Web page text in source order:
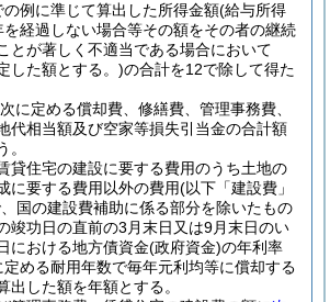
例に準じて算出した所得金額(給与所得
経過しない場合等その額をその者の継続
とが著しく不適当である場合において
した額とする。)の合計を12で除して得た
に定める償却費、修繕費、管理事務費、
代相当額及び空家等損失引当金の合計額
。
住宅の建設に要する費用のうち土地の
に要する費用以外の費用(以下「建設費」
国の建設費補助に係る部分を除いたもの
竣功日の直前の3月末日又は9月末日のい
における地方債資金(政府資金)の年利率
定める耐用年数で毎年元利均等に償却する
出した額を年額とする。